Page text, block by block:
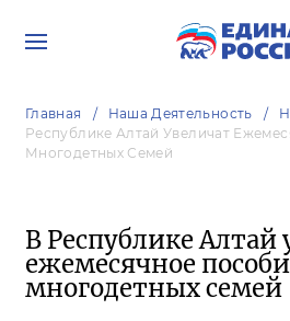
Главная Наша Деятельность
Республике Алтай Увеличат
Многодетных Семей
В Республике Алтай
ежемесячное
многодетных семей